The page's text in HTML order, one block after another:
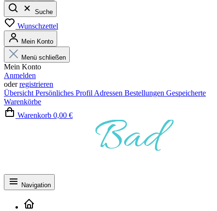
Suche
Wunschzettel
Mein Konto
Menü schließen
Mein Konto
Anmelden
oderregistrieren
Übersicht Persönliches Profil Adressen Bestellungen Gespeicherte
Warenkörbe
Warenkorb 0,00 €
Navigation